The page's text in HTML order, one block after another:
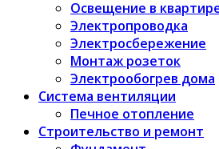
Освещение в
Электропроводка
Электросбережение
Монтаж розеток
Электрообогрев дома
Система вентиляции
Печное отопление
Строительство и ремонт